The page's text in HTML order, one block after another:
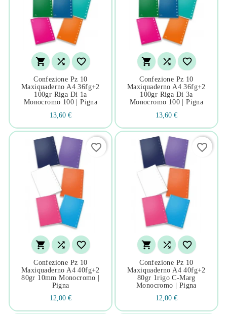
  
Confezione Pz 10
Maxiquaderno A4 36fg+2
100gr Riga Di 1a
Monocromo 100 | Pigna
13,60 €
  
Confezione Pz 10
Maxiquaderno A4 36fg+2
100gr Riga Di 3a
Monocromo 100 | Pigna
13,60 €
  
Confezione Pz 10
Maxiquaderno A4 40fg+2
80gr 10mm Monocromo |
Pigna
12,00 €
favorite_border
  
Confezione Pz 10
Maxiquaderno A4 40fg+2
80gr 1rigo C-Marg
Monocromo | Pigna
12,00 €
favorite_border